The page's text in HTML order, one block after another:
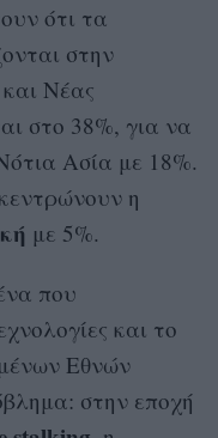
ότι τα
στην
Νέας
στο 38%, για να
Ασία με 18%.
η
με 5%.
που
και το
Εθνών
στην εποχή